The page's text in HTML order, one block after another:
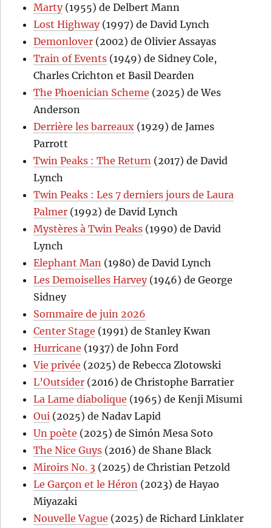
Marty(1955) de Delbert Mann
Lost Highway(1997) de David Lynch
Demonlover (2002) de Olivier Assayas
Train of Events (1949) de Sidney Cole,
Charles Crichton et Basil Dearden
The Phoenician Scheme (2025) de Wes
Anderson
Derrière les barreaux (1929) de James
Parrott
Twin Peaks : The Return (2017) de David
Lynch
Twin Peaks : Les 7 derniers jours de Laura
Palmer (1992) de David Lynch
Mystères à Twin Peaks (1990) de David
Lynch
Elephant Man (1980) de David Lynch
Les Demoiselles Harvey(1946) de George
Sidney
Sommaire de juin 2026
Center Stage (1991) de Stanley Kwan
Hurricane (1937) de John Ford
Vie privée (2025) de Rebecca Zlotowski
L’Outsider (2016) de Christophe Barratier
La Lame diabolique (1965) de Kenji Misumi
Oui (2025) de Nadav Lapid
Un poète (2025) de Simón Mesa Soto
The Nice Guys (2016) de Shane Black
Miroirs No. 3 (2025) de Christian Petzold
Le Garçon et le Héron (2023) de Hayao
Miyazaki
Nouvelle Vague (2025) de Richard Linklater